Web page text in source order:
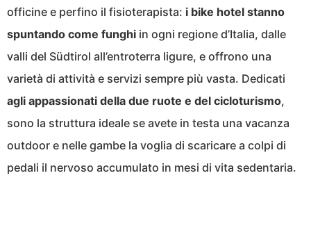
officine e perfino il fisioterapista: i bike hotel stanno
spuntando come funghi in ogni regione d’Italia, dalle
valli del Südtirol all’entroterra ligure, e offrono una
varietà di attività e servizi sempre più vasta. Dedicati
agli appassionati della due ruote e del cicloturismo,
sono la struttura ideale se avete in testa una vacanza
outdoor e nelle gambe la voglia di scaricare a colpi di
pedali il nervoso accumulato in mesi di vita sedentaria.